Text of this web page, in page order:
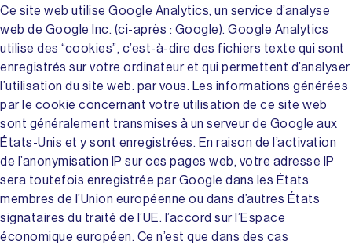
Ce site web utilise Google Analytics, un service d’analyse
web de Google Inc. (ci-après : Google). Google Analytics
utilise des “cookies”, c’est-à-dire des fichiers texte qui sont
enregistrés sur votre ordinateur et qui permettent d’analyser
l’utilisation du site web. par vous. Les informations générées
par le cookie concernant votre utilisation de ce site web
sont généralement transmises à un serveur de Google aux
États-Unis et y sont enregistrées. En raison de l’activation
de l’anonymisation IP sur ces pages web, votre adresse IP
sera toutefois enregistrée par Google dans les États
membres de l’Union européenne ou dans d’autres États
signataires du traité de l’UE. l’accord sur l’Espace
économique européen. Ce n’est que dans des cas